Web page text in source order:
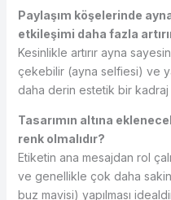
Paylaşım köşelerinde
etkileşimi daha fazla
Kesinlikle artırır ayna
çekebilir (ayna selfiesi) ve
daha derin estetik bir kadraj
Tasarımın altına
renk olmalıdır?
Etiketin ana mesajdan rol
ve genellikle çok daha
buz mavisi) yapılması